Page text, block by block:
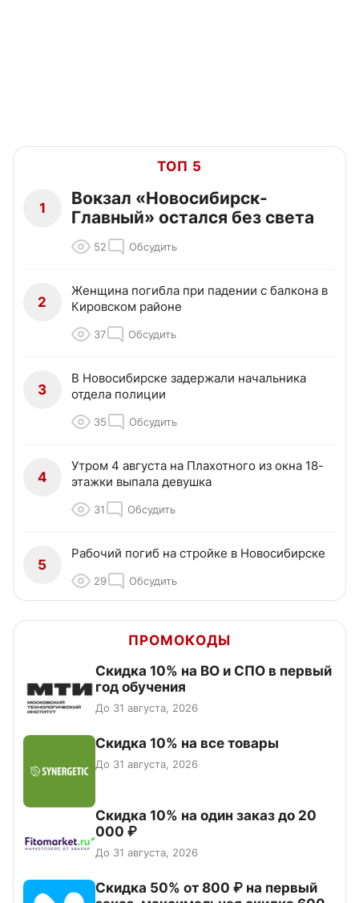
ТОП 5
1
Вокзал «Новосибирск-
Главный» остался без света
52 Обсудить
2
Женщина погибла при падении с балкона в
Кировском районе
37 Обсудить
3
В Новосибирске задержали начальника
отдела полиции
35 Обсудить
4
Утром 4 августа на Плахотного из окна 18-
этажки выпала девушка
31 Обсудить
5
Рабочий погиб на стройке в Новосибирске
29 Обсудить
ПРОМОКОДЫ
Скидка 10% на ВО и СПО в первый
год обучения
До 31 августа, 2026
Скидка 10% на все товары
До 31 августа, 2026
Скидка 10% на один заказ до 20
000 ₽
До 31 августа, 2026
Скидка 50% от 800 ₽ на первый